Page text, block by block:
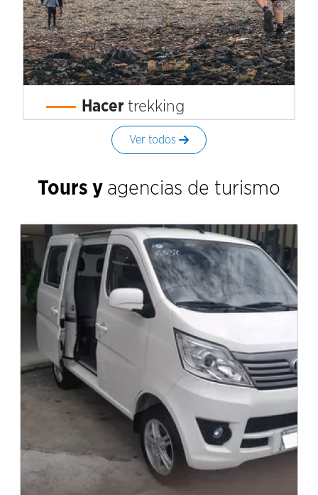
Hacer trekking
Ver todos
Tours y agencias de turismo